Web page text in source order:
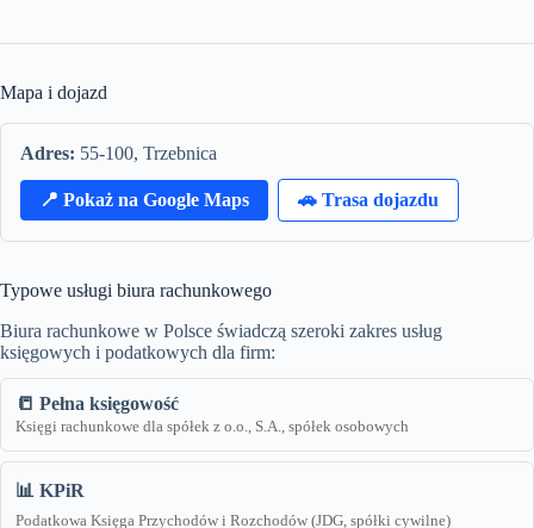
Mapa i dojazd
Adres: 55-100, Trzebnica
📍 Pokaż na Google Maps 🚗 Trasa dojazdu
Typowe usługi biura rachunkowego
Biura rachunkowe w Polsce świadczą szeroki zakres usług
księgowych i podatkowych dla firm:
📒 Pełna księgowość
Księgi rachunkowe dla spółek z o.o., S.A., spółek osobowych
📊 KPiR
Podatkowa Księga Przychodów i Rozchodów (JDG, spółki cywilne)